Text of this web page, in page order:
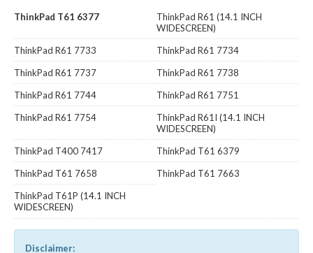
ThinkPad T61 6377
ThinkPad R61 (14.1 INCH
WIDESCREEN)
ThinkPad R61 7733
ThinkPad R61 7734
ThinkPad R61 7737
ThinkPad R61 7738
ThinkPad R61 7744
ThinkPad R61 7751
ThinkPad R61 7754
ThinkPad R61I (14.1 INCH
WIDESCREEN)
ThinkPad T400 7417
ThinkPad T61 6379
ThinkPad T61 7658
ThinkPad T61 7663
ThinkPad T61P (14.1 INCH
WIDESCREEN)
Disclaimer: